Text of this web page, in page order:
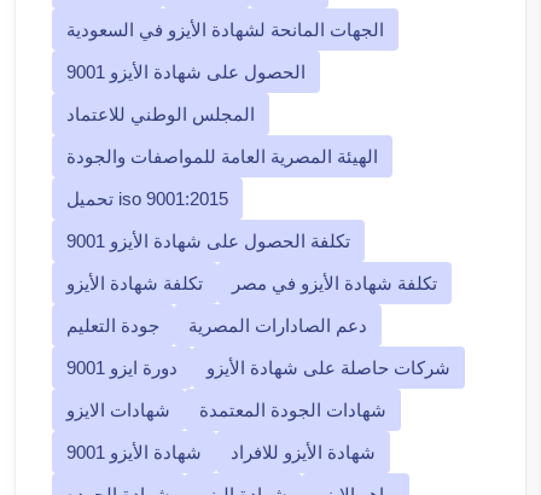
الجهات المانحة لشهادة الأيزو في السعودية
الحصول على شهادة الأيزو 9001
المجلس الوطني للاعتماد
الهيئة المصرية العامة للمواصفات والجودة
تحميل iso 9001:2015
تكلفة الحصول على شهادة الأيزو 9001
تكلفة شهادة الأيزو تكلفة شهادة الأيزو في مصر
جودة التعليم دعم الصادارات المصرية
دورة ايزو 9001 شركات حاصلة على شهادة الأيزو
شهادات الايزو شهادات الجودة المعتمدة
شهادة الأيزو 9001 شهادة الأيزو للافراد